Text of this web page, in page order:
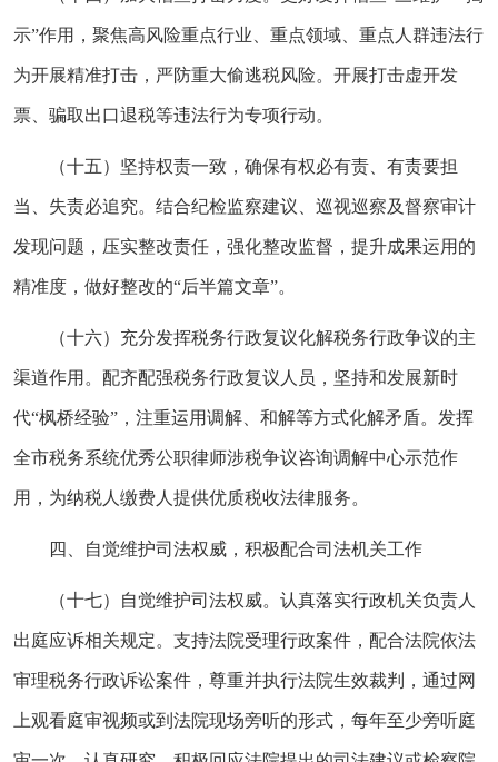
示”作用，聚焦高风险重点行业、重点领域、重点人群违法行
为开展精准打击，严防重大偷逃税风险。开展打击虚开发
票、骗取出口退税等违法行为专项行动。
（十五）坚持权责一致，确保有权必有责、有责要担
当、失责必追究。结合纪检监察建议、巡视巡察及督察审计
发现问题，压实整改责任，强化整改监督，提升成果运用的
精准度，做好整改的“后半篇文章”。
（十六）充分发挥税务行政复议化解税务行政争议的主
渠道作用。配齐配强税务行政复议人员，坚持和发展新时
代“枫桥经验”，注重运用调解、和解等方式化解矛盾。发挥
全市税务系统优秀公职律师涉税争议咨询调解中心示范作
用，为纳税人缴费人提供优质税收法律服务。
四、自觉维护司法权威，积极配合司法机关工作
（十七）自觉维护司法权威。认真落实行政机关负责人
出庭应诉相关规定。支持法院受理行政案件，配合法院依法
审理税务行政诉讼案件，尊重并执行法院生效裁判，通过网
上观看庭审视频或到法院现场旁听的形式，每年至少旁听庭